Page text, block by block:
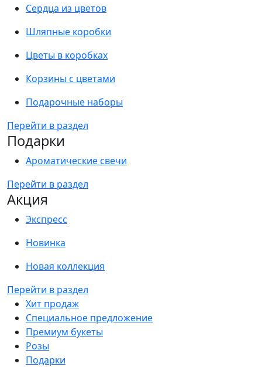
Сердца из цветов
Шляпные коробки
Цветы в коробках
Корзины с цветами
Подарочные наборы
Перейти в раздел
Подарки
Ароматические свечи
Перейти в раздел
Акция
Экспресс
Новинка
Новая коллекция
Перейти в раздел
Хит продаж
Специальное предложение
Премиум букеты
Розы
Подарки